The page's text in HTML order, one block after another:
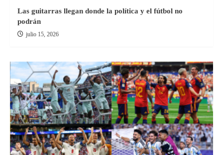
Las guitarras llegan donde la política y el fútbol no
podrán
julio 15, 2026